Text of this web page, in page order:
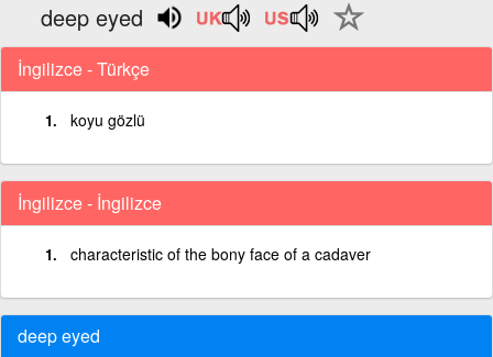
deep eyed
İngilizce - Türkçe
koyu gözlü
İngilizce - İngilizce
characteristic of the bony face of a cadaver
deep eyed